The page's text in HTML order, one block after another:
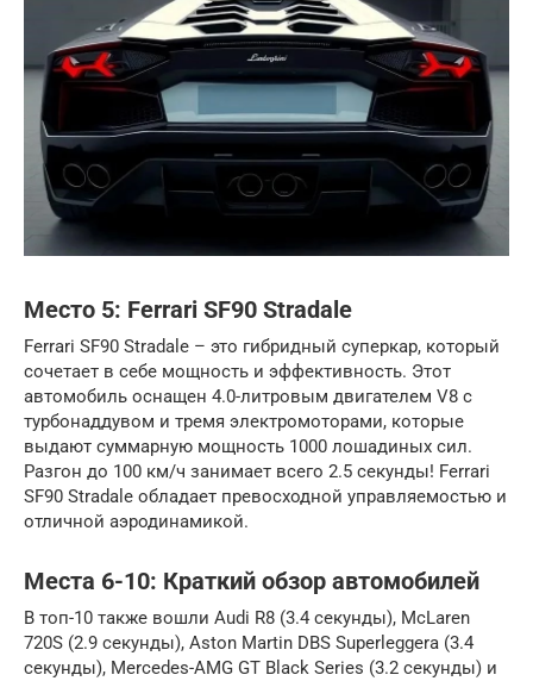
Место 5: Ferrari SF90 Stradale
Ferrari SF90 Stradale – это гибридный суперкар, который
сочетает в себе мощность и эффективность. Этот
автомобиль оснащен 4.0-литровым двигателем V8 с
турбонаддувом и тремя электромоторами, которые
выдают суммарную мощность 1000 лошадиных сил.
Разгон до 100 км/ч занимает всего 2.5 секунды! Ferrari
SF90 Stradale обладает превосходной управляемостью и
отличной аэродинамикой.
Места 6-10: Краткий обзор автомобилей
В топ-10 также вошли Audi R8 (3.4 секунды), McLaren
720S (2.9 секунды), Aston Martin DBS Superleggera (3.4
секунды), Mercedes-AMG GT Black Series (3.2 секунды) и